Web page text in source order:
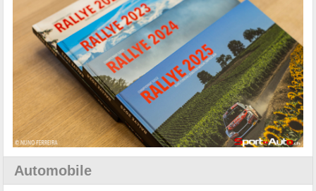
Automobile